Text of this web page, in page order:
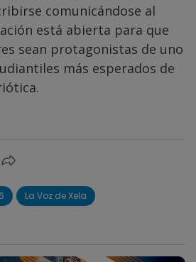
comunicándose al
está abierta para que
sean protagonistas de uno
más esperados de
La Voz de Xela